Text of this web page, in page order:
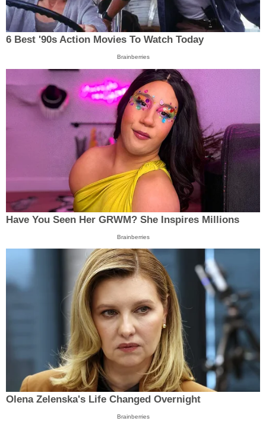
6 Best '90s Action Movies To Watch Today
Brainberries
Have You Seen Her GRWM? She Inspires Millions
Brainberries
Olena Zelenska's Life Changed Overnight
Brainberries